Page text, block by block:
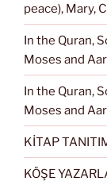
peace), Mary,
In the Quran,
Moses and
In the Quran,
Moses and
KİTAP
KÖŞE